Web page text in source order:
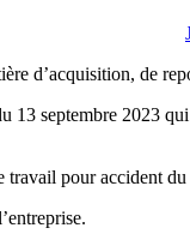
d’acquisition, de
13 septembre 2023
pour accident